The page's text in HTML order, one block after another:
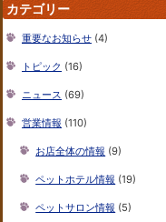
カテゴリー
重要なお知らせ (4)
トピック (16)
ニュース (69)
営業情報 (110)
お店全体の情報 (9)
ペットホテル情報 (19)
ペットサロン情報 (5)